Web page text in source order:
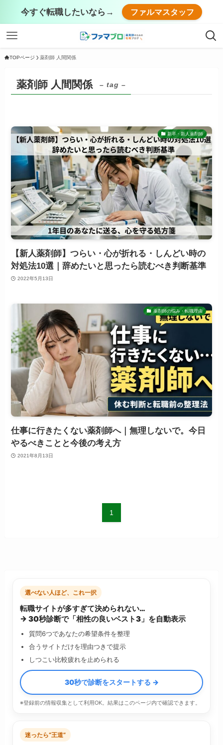
今すぐ転職したいなら→ ファルマスタッフ
TOPページ 薬剤師 人間関係
薬剤師 人間関係 – tag –
新卒・新人薬剤師
【新人薬剤師】つらい・心が折れる・しんどい時の
対処法10選｜辞めたいと思ったら読むべき判断基準
2022年5月13日
薬剤師の悩み・転職理由
仕事に行きたくない薬剤師へ｜無理しないで。今日
やるべきことと今後の考え方
2021年8月13日
1
選べない人ほど、これ一択
転職サイトが多すぎて決められない…
→ 30秒診断で「相性の良いベスト3」を自動表示
質問6つであなたの希望条件を整理
合うサイトだけを理由つきで提示
しつこい比較疲れを止められる
30秒で診断をスタートする →
※登録前の情報収集として利用OK。結果はこのページ内で確認できます。
迷ったら“王道”